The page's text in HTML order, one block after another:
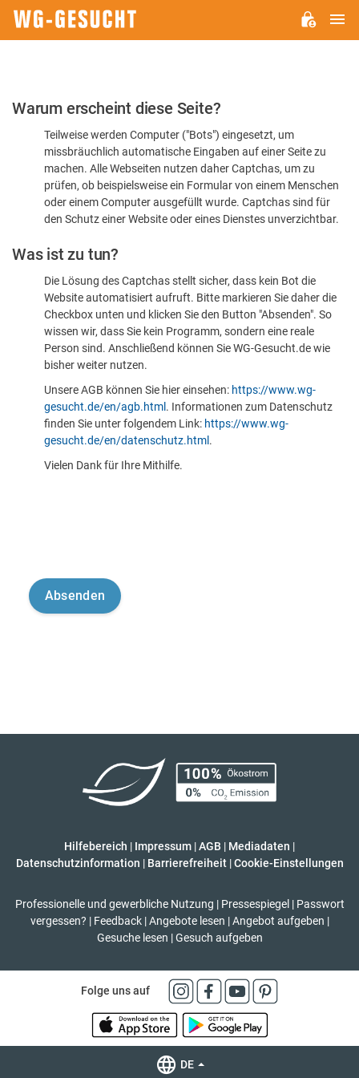
Bitte
dass
sind
Warum erscheint diese Seite?
Teilweise werden Computer ("Bots") eingesetzt, um
missbräuchlich automatische Eingaben auf einer Seite zu
machen. Alle Webseiten nutzen daher Captchas, um zu
prüfen, ob beispielsweise ein Formular von einem Menschen
oder einem Computer ausgefüllt wurde. Captchas sind für
den Schutz einer Website oder eines Dienstes unverzichtbar.
Was ist zu tun?
Die Lösung des Captchas stellt sicher, dass kein Bot die
Website automatisiert aufruft. Bitte markieren Sie daher die
Checkbox unten und klicken Sie den Button "Absenden". So
wissen wir, dass Sie kein Programm, sondern eine reale
Person sind. Anschließend können Sie WG-Gesucht.de wie
bisher weiter nutzen.
Unsere AGB können Sie hier einsehen: https://www.wg-
gesucht.de/en/agb.html . Informationen zum Datenschutz
finden Sie unter folgendem Link: https://www.wg-
gesucht.de/en/datenschutz.html .
Vielen Dank für Ihre Mithilfe.
Hilfebereich | Impressum |AGB | Mediadaten |
Datenschutzinformation | Barrierefreiheit | Cookie-Einstellungen
Professionelle und gewerbliche Nutzung | Pressespiegel | Passwort
vergessen? | Feedback | Angebote lesen | Angebot aufgeben |
Gesuche lesen | Gesuch aufgeben
Folge uns auf
DE